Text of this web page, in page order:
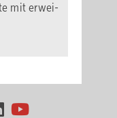
mit erwei­